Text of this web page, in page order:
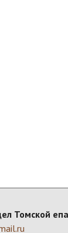
Томской